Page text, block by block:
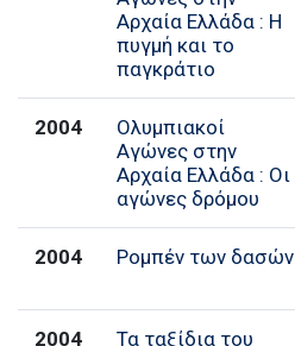
Αρχαία Ελλάδα : Η
πυγμή και το
παγκράτιο
2004
Ολυμπιακοί
Αγώνες στην
Αρχαία Ελλάδα : Οι
αγώνες δρόμου
2004 Ρομπέν των δασών
2004
Τα ταξίδια του